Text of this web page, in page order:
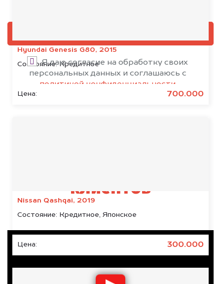
Hyundai Genesis G80, 2015
Состояние:Кредитное
Цена: 700.000
Nissan Qashqai, 2019
Состояние: Кредитное, Японское
Цена: 300.000
Я даю согласие на обработку своих
персональных данных и соглашаюсь с
политикой конфиденциальности
клиентов